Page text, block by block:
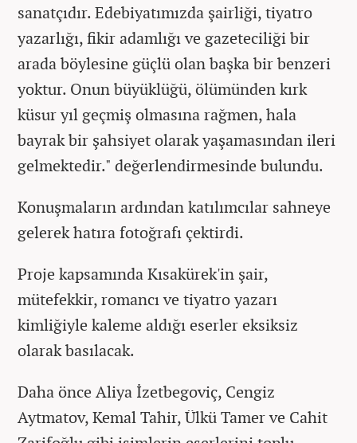
sanatçıdır. Edebiyatımızda şairliği, tiyatro
yazarlığı, fikir adamlığı ve gazeteciliği bir
arada böylesine güçlü olan başka bir benzeri
yoktur. Onun büyüklüğü, ölümünden kırk
küsur yıl geçmiş olmasına rağmen, hala
bayrak bir şahsiyet olarak yaşamasından ileri
gelmektedir." değerlendirmesinde bulundu.
Konuşmaların ardından katılımcılar sahneye
gelerek hatıra fotoğrafı çektirdi.
Proje kapsamında Kısakürek'in şair,
mütefekkir, romancı ve tiyatro yazarı
kimliğiyle kaleme aldığı eserler eksiksiz
olarak basılacak.
Daha önce Aliya İzetbegoviç, Cengiz
Aytmatov, Kemal Tahir, Ülkü Tamer ve Cahit